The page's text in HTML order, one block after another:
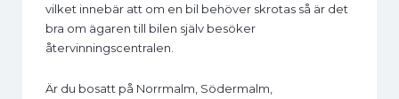
vilket innebär att om en bil behöver skrotas så är det
bra om ägaren till bilen själv besöker
återvinningscentralen.
Är du bosatt på Norrmalm, Södermalm,